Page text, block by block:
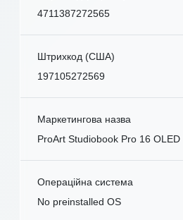
4711387272565
Штрихкод (США)
197105272569
Маркетингова назва
ProArt Studiobook Pro 16 OLED
Операційна система
No preinstalled OS